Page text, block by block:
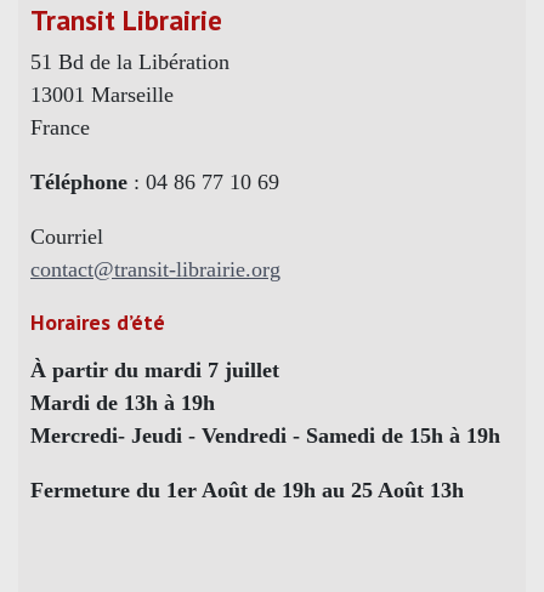
Transit Librairie
51 Bd de la Libération
13001 Marseille
France
Téléphone : 04 86 77 10 69
Courriel
contact@transit-librairie.org
Horaires d’été
À partir du mardi 7 juillet
Mardi de 13h à 19h
Mercredi- Jeudi - Vendredi - Samedi de 15h à 19h
Fermeture du 1er Août de 19h au 25 Août 13h